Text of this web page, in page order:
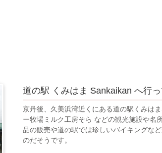
道の駅 くみはま Sankaikan へ行
京丹後、久美浜湾近くにある道の駅くみは
ー牧場ミルク工房そら などの観光施設や名
品の販売や道の駅では珍しいバイキングな
のだそうです。